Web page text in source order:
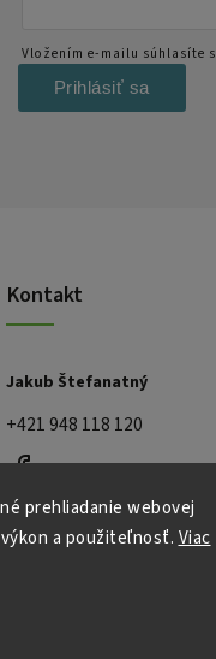
prehliadanie webovej
a použiteľnosť. Viac
Kontakt
Jakub Štefanatný
+421 948 118 120
Vložením e-mailu súhlasíte s
Prihlásiť sa